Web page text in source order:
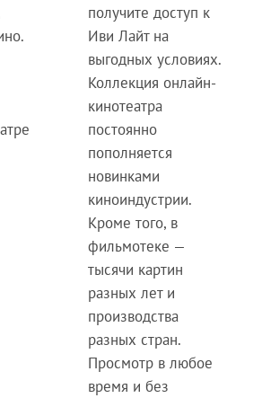
получите доступ к
Иви Лайт на
выгодных условиях.
Коллекция онлайн-
кинотеатра
постоянно
пополняется
новинками
киноиндустрии.
Кроме того, в
фильмотеке —
тысячи картин
разных лет и
производства
разных стран.
Просмотр в любое
время и без